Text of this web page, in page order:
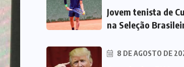
Jovem tenista de
na Seleção
8 DE AGOSTO DE